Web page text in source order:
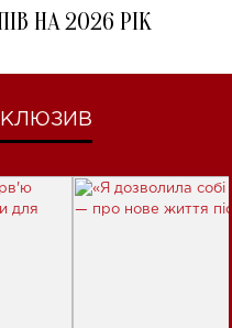
НА 2026 РІК